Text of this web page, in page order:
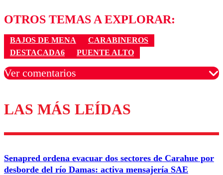
OTROS TEMAS A EXPLORAR:
BAJOS DE MENA
CARABINEROS
DESTACADA6
PUENTE ALTO
Ver comentarios
Los comentarios son moderados para garantizar un
diálogo respetuoso.
Correo
LAS MÁS LEÍDAS
Senapred ordena evacuar dos sectores de Carahue por
desborde del río Damas: activa mensajería SAE